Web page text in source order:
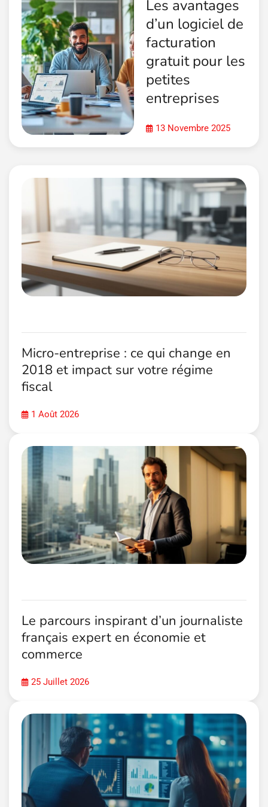
Les avantages
d’un logiciel de
facturation
gratuit pour les
petites
entreprises
13 Novembre 2025
Micro-entreprise : ce qui change en
2018 et impact sur votre régime
fiscal
1 Août 2026
Le parcours inspirant d’un journaliste
français expert en économie et
commerce
25 Juillet 2026